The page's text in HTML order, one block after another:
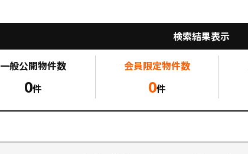
検索結果表示
一般公開物件数
0件
会員限定物件数
0件